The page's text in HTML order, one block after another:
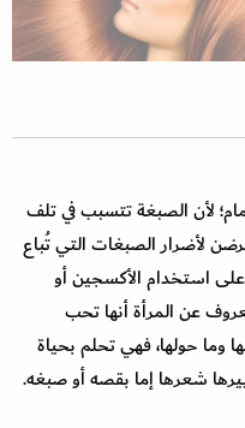
لأن الصبغة تتسبب في تلف
لأضرار الصبغات التي تُباع
استخدام الأكسجين أو
عن المرأة أنها تحب
وما حولها، فهي تحلم بحياة
شعرها إما بقصه أو صبغه.